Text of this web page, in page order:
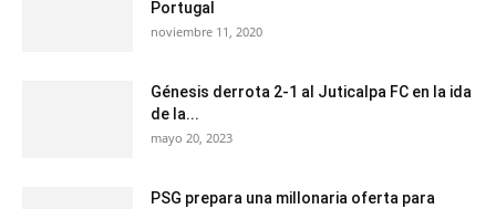
Portugal
noviembre 11, 2020
Génesis derrota 2-1 al Juticalpa FC en la ida
de la...
mayo 20, 2023
PSG prepara una millonaria oferta para